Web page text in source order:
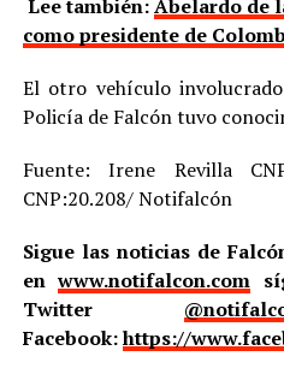
Lee también:Abelardo de
como presidente de
El otro vehículo
Policía de Falcón tuvo
Fuente: Irene Revilla
CNP:20.208/ Notifalcón
Sigue las noticias de
enwww.notifalcon.com
Twitter
Facebook:https://